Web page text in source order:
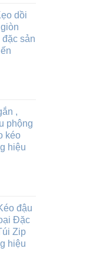
dồi
đặc sản
,
phộng
kéo
hiệu
đậu
Đặc
Zip
hiệu